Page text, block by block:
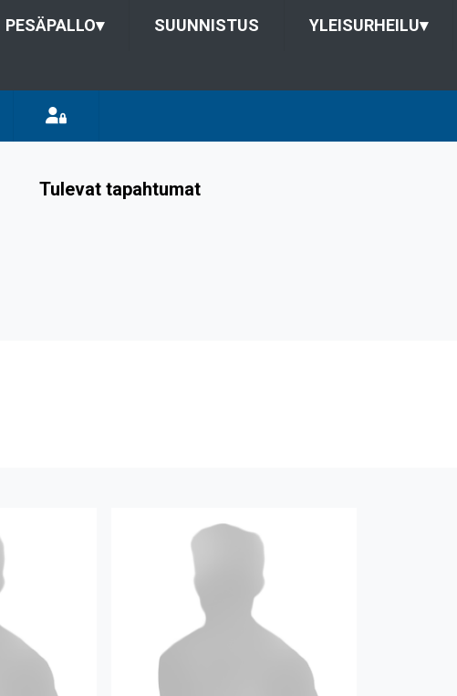
PESÄPALLO▾ SUUNNISTUS YLEISURHEILU▾
Tulevat tapahtumat